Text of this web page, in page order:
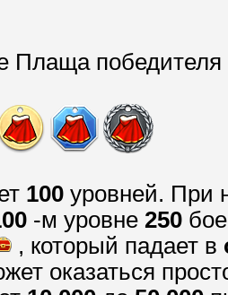
Плаща
100 уровней. При
-м уровне 250
, который падает в
оказаться